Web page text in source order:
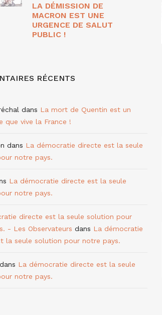
LA DÉMISSION DE
MACRON EST UNE
URGENCE DE SALUT
PUBLIC !
RÉCENTS
dans La mort de Quentin est un
que vive la France !
dans La démocratie directe est la seule
notre pays.
La démocratie directe est la seule
notre pays.
directe est la seule solution pour
- Les Observateurs dans La démocratie
la seule solution pour notre pays.
dans La démocratie directe est la seule
notre pays.